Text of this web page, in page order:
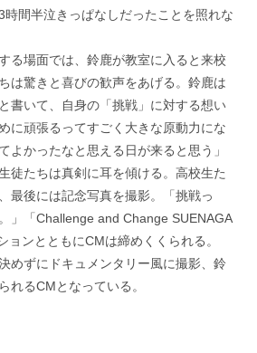
間半泣きっぱなしだったことを照れな
る場面では、鈴鹿が教室に入ると来校
は驚きと喜びの歓声をあげる。鈴鹿は
書いて、自身の「挑戦」に対する想い
に頑張るってすごく大きな原動力にな
よかったなと思える日が来ると思う」
徒たちは真剣に耳を傾ける。高校生た
最後には記念写真を撮影。「挑戦っ
」「Challenge and Change SUENAGA
ョンとともにCMは締めくくられる。
めずにドキュメンタリー風に撮影、鈴
れるCMとなっている。